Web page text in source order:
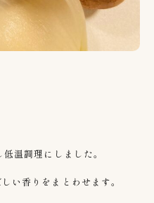
温調理にしました。
い香りをまとわせます。